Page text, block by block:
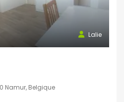
Lalie
Namur, Belgique